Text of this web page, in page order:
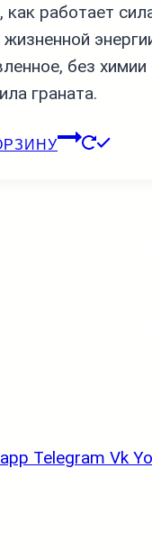
как работает
без
граната.
Telegram Vk